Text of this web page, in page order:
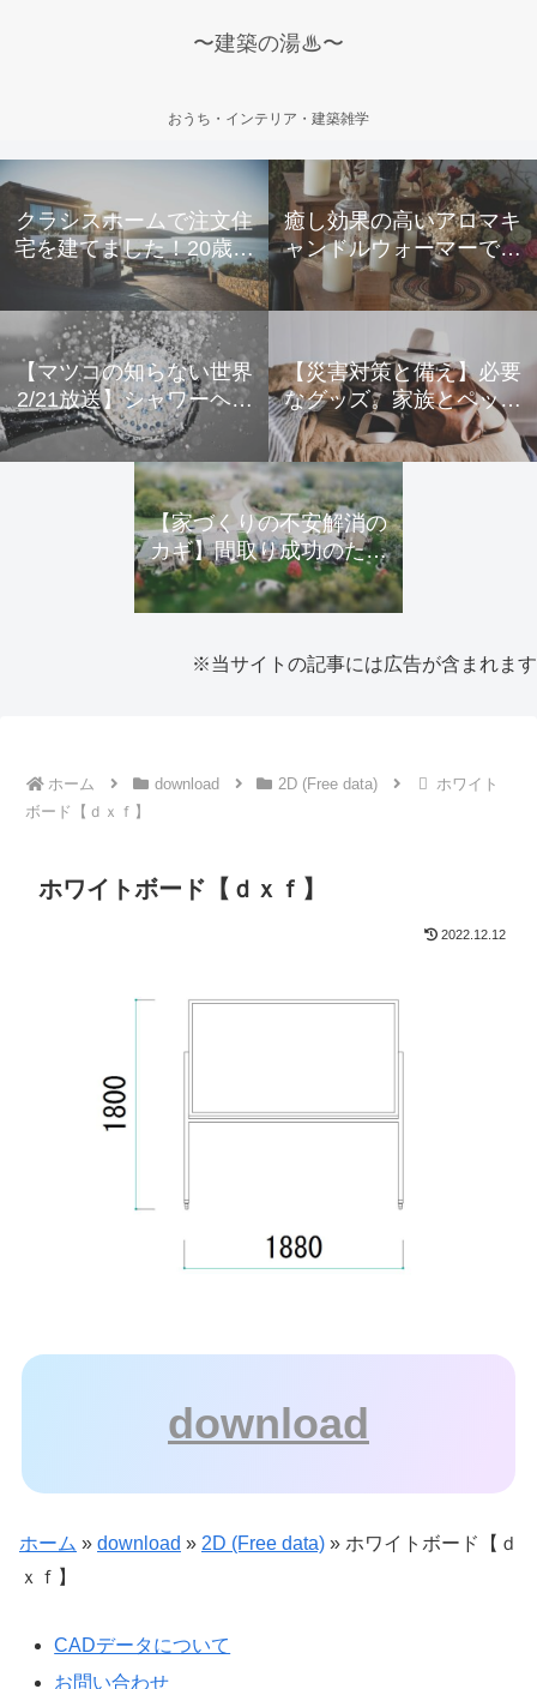
〜建築の湯♨〜
おうち・インテリア・建築雑学
クラシスホームで注文住
宅を建てました！20歳夫
婦のリアルな声
癒し効果の高いアロマキ
ャンドルウォーマーで寒
い冬を乗り越えよう
【マツコの知らない世界
2/21放送】シャワーヘッ
ドの世界
【災害対策と備え】必要
なグッズ。家族とペット
のためにできること。
【家づくりの不安解消の
カギ】間取り成功のため
にできること・近隣トラ
ブルの予防
※当サイトの記事には広告が含まれます
ホーム download 2D (Free data)
ホワイト
ボード【ｄｘｆ】
ホワイトボード【ｄｘｆ】
2022.12.12
download
ホーム » download » 2D (Free data) » ホワイトボード【ｄ
ｘｆ】
CADデータについて
お問い合わせ